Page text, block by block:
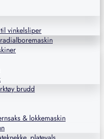
vinkelsliper
brudd
& lokkemaskin